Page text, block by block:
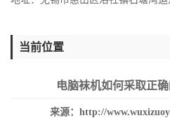
当前位置
电脑袜机如何采取正
来源： http://